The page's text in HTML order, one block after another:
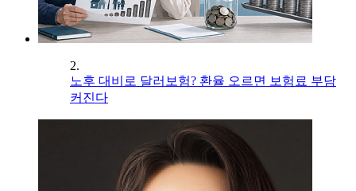
2.
노후 대비로 달러보험? 환율 오르면 보험료 부담
커진다